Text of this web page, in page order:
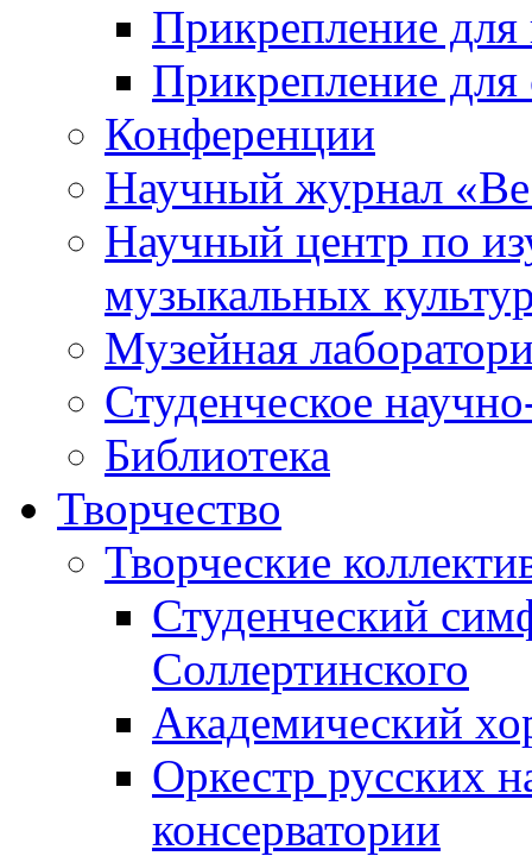
Прикрепление для
Прикрепление для
Конференции
Научный журнал
Научный центр по
музыкальных
Музейная
Студенческое
Библиотека
Творчество
Творческие
Студенческий
Соллертинского
Академический
Оркестр русских
консерватории